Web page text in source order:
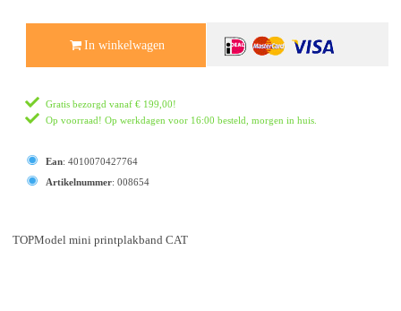
In winkelwagen
Gratis bezorgd vanaf € 199,00!
Op voorraad! Op werkdagen voor 16:00 besteld, morgen in huis.
Ean: 4010070427764
Artikelnummer: 008654
TOPModel mini printplakband CAT